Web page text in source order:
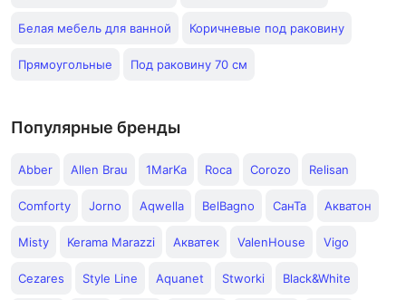
Белая мебель для ванной Коричневые под раковину
Прямоугольные Под раковину 70 см
Популярные бренды
Abber Allen Brau 1MarKa Roca Corozo Relisan
Comforty Jorno Aqwella BelBagno СанТа Акватон
Misty Kerama Marazzi Акватек ValenHouse Vigo
Cezares Style Line Aquanet Stworki Black&White